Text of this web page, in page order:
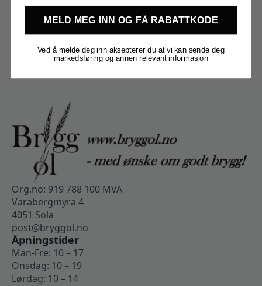
Org.no: 919 788 100 MVA
Varabergmyra 4
4051 Sola
post@bryggol.no
Åpningstider
Man-Fre: 10 – 17
Onsdag: 10 – 19
Lørdag: 10 – 14
MELD MEG INN OG FÅ RABATTKODE
Ved å melde deg inn aksepterer du at vi kan sende deg
markedsføring og annen relevant informasjon